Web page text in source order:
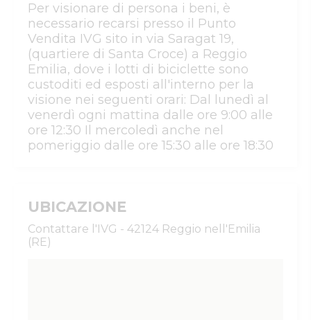
Per visionare di persona i beni, è
necessario recarsi presso il Punto
Vendita IVG sito in via Saragat 19,
(quartiere di Santa Croce) a Reggio
Emilia, dove i lotti di biciclette sono
custoditi ed esposti all'interno per la
visione nei seguenti orari: Dal lunedì al
venerdì ogni mattina dalle ore 9:00 alle
ore 12:30 Il mercoledì anche nel
pomeriggio dalle ore 15:30 alle ore 18:30
UBICAZIONE
Contattare l'IVG - 42124 Reggio nell'Emilia
(RE)